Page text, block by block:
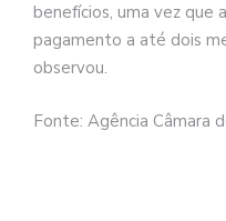
benefícios, uma vez que
pagamento a até dois
observou.
Fonte: Agência Câmara